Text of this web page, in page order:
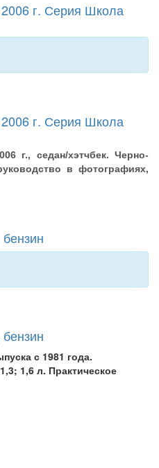
г. Серия Школа
г. Серия Школа
г., седан/хэтчбек. Черно-
в фотографиях,
с 1981 года.
1,6 л. Практическое